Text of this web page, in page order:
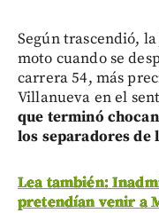
Según trascendió,
moto cuando se
carrera 54, más
Villanueva en el
que terminó
los separadores de
Lea también:
pretendían venir a